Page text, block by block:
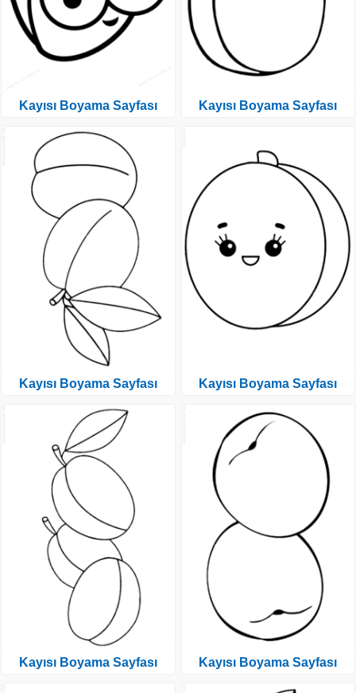
Kayısı Boyama Sayfası
Kayısı Boyama Sayfası
Kayısı Boyama Sayfası
Kayısı Boyama Sayfası
Kayısı Boyama Sayfası
Kayısı Boyama Sayfası